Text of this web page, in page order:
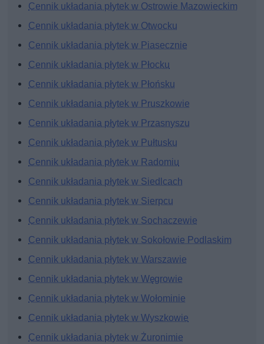
Cennik układania płytek w Ostrowie Mazowieckim
Cennik układania płytek w Otwocku
Cennik układania płytek w Piasecznie
Cennik układania płytek w Płocku
Cennik układania płytek w Płońsku
Cennik układania płytek w Pruszkowie
Cennik układania płytek w Przasnyszu
Cennik układania płytek w Pułtusku
Cennik układania płytek w Radomiu
Cennik układania płytek w Siedlcach
Cennik układania płytek w Sierpcu
Cennik układania płytek w Sochaczewie
Cennik układania płytek w Sokołowie Podlaskim
Cennik układania płytek w Warszawie
Cennik układania płytek w Węgrowie
Cennik układania płytek w Wołominie
Cennik układania płytek w Wyszkowie
Cennik układania płytek w Żuronimie